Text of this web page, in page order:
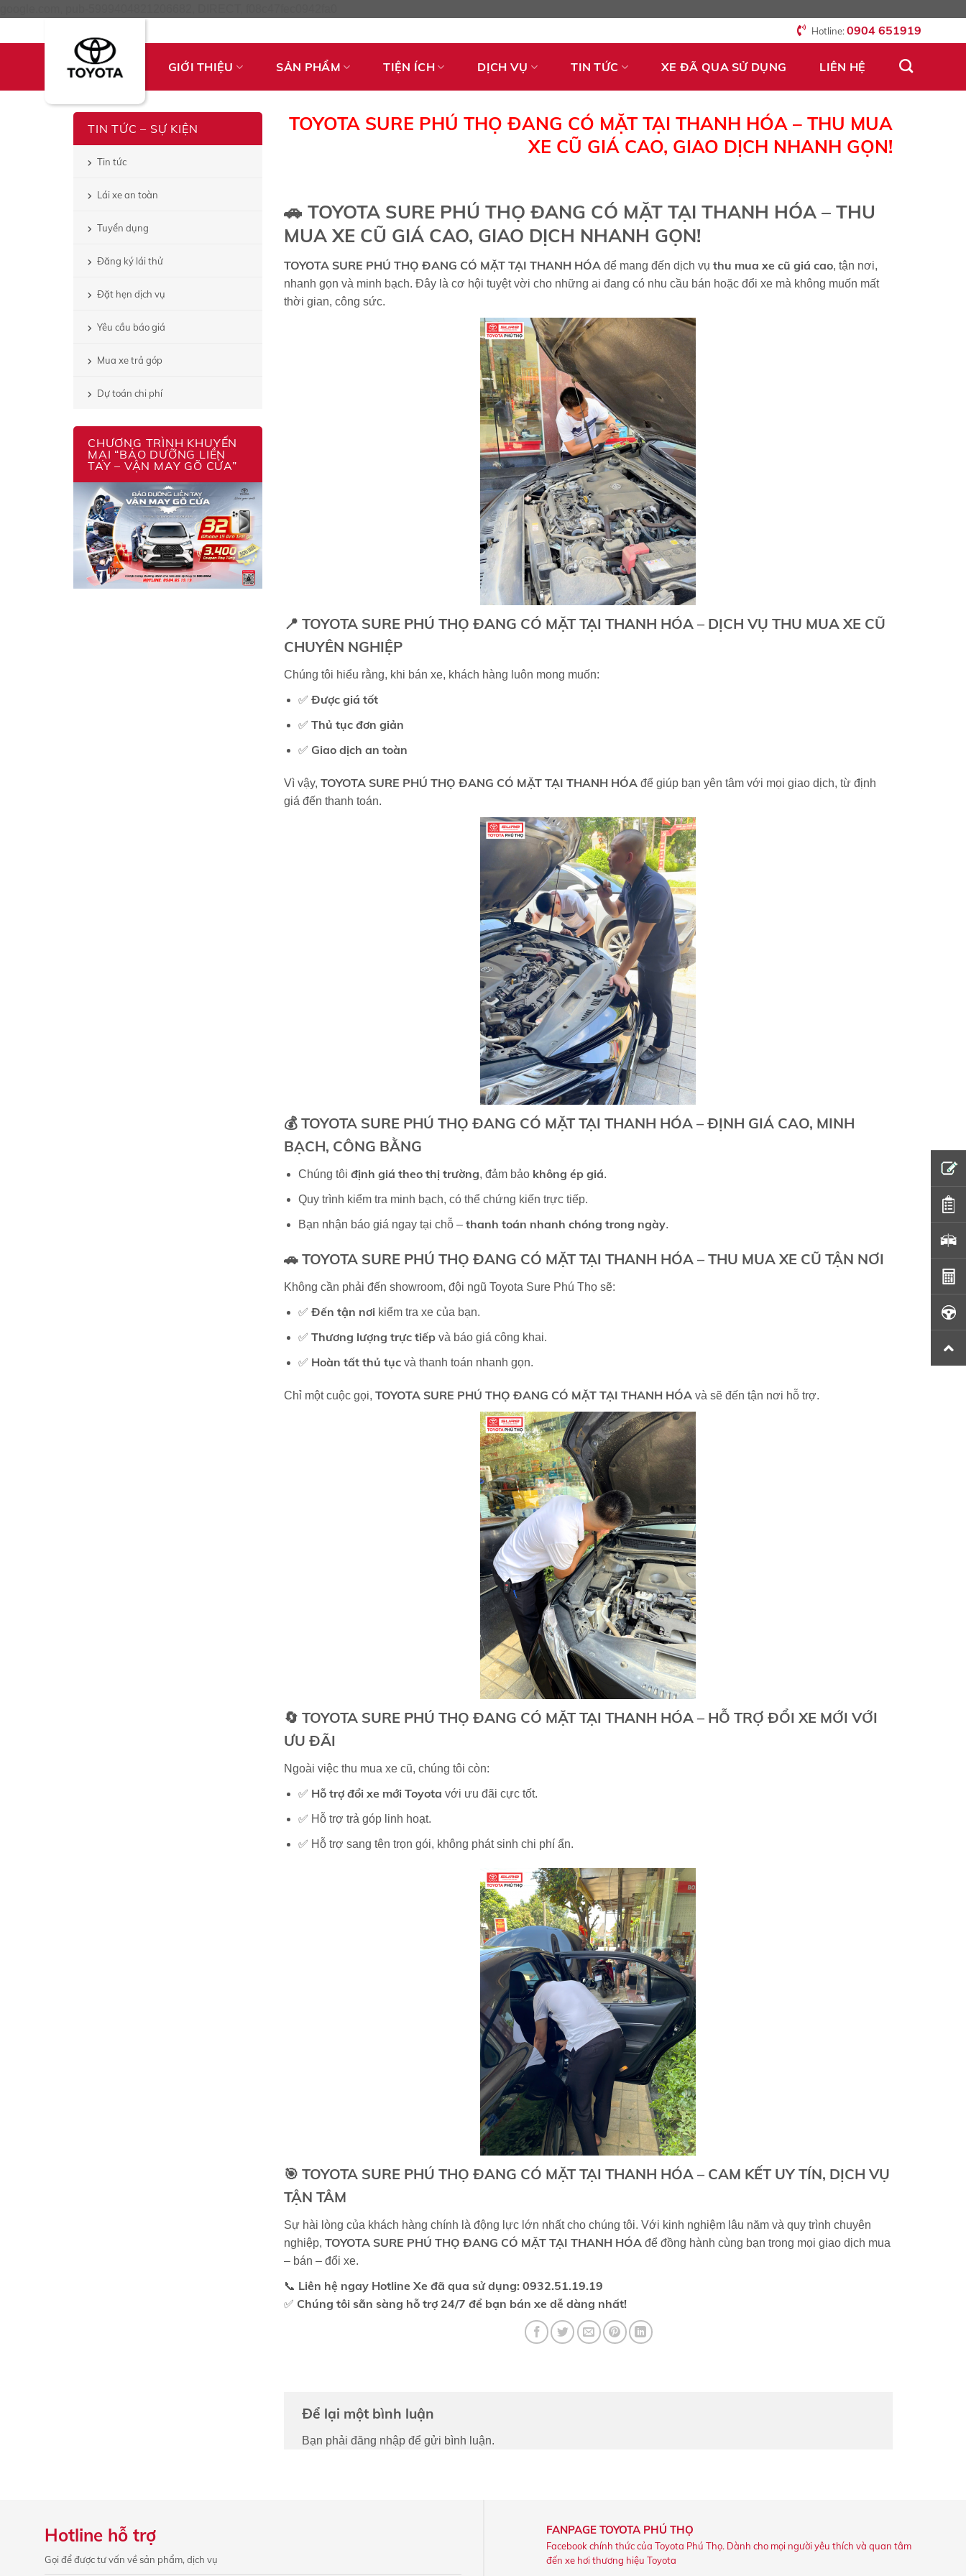
content
Hotline:0904 651919
GIỚI THIỆU SẢN PHẨM TIỆN ÍCH DỊCH VỤ TIN TỨC XE ĐÃ QUA SỬ DỤNG LIÊN HỆ
TIN TỨC – SỰ KIỆN
Tin tức
Lái xe an toàn
Tuyển dụng
Đăng ký lái thử
Đặt hẹn dịch vụ
Yêu cầu báo giá
Mua xe trả góp
Dự toán chi phí
CHƯƠNG TRÌNH KHUYẾN
MẠI “BẢO DƯỠNG LIỀN
TAY – VẬN MAY GÕ CỬA”
TOYOTA SURE PHÚ THỌ ĐANG CÓ MẶT TẠI THANH HÓA – THU MUA
XE CŨ GIÁ CAO, GIAO DỊCH NHANH GỌN!
🚗 TOYOTA SURE PHÚ THỌ ĐANG CÓ MẶT TẠI THANH HÓA – THU
MUA XE CŨ GIÁ CAO, GIAO DỊCH NHANH GỌN!
TOYOTA SURE PHÚ THỌ ĐANG CÓ MẶT TẠI THANH HÓAđể mang đến dịch vụ thu mua xe cũ giá cao, tận nơi,
nhanh gọn và minh bạch. Đây là cơ hội tuyệt vời cho những ai đang có nhu cầu bán hoặc đổi xe mà không muốn mất
thời gian, công sức.
📍 TOYOTA SURE PHÚ THỌ ĐANG CÓ MẶT TẠI THANH HÓA – DỊCH VỤ THU MUA XE CŨ
CHUYÊN NGHIỆP
Chúng tôi hiểu rằng, khi bán xe, khách hàng luôn mong muốn:
✅Được giá tốt
✅Thủ tục đơn giản
✅ Giao dịch an toàn
Vì vậy, TOYOTA SURE PHÚ THỌ ĐANG CÓ MẶT TẠI THANH HÓAđể giúp bạn yên tâm với mọi giao dịch, từ định
giá đến thanh toán.
💰 TOYOTA SURE PHÚ THỌ ĐANG CÓ MẶT TẠI THANH HÓA – ĐỊNH GIÁ CAO, MINH
BẠCH, CÔNG BẰNG
Chúng tôiđịnh giá theo thị trường, đảm bảo không ép giá.
Quy trình kiểm tra minh bạch, có thể chứng kiến trực tiếp.
Bạn nhận báo giá ngay tại chỗ –thanh toán nhanh chóng trong ngày.
🚗 TOYOTA SURE PHÚ THỌ ĐANG CÓ MẶT TẠI THANH HÓA – THU MUA XE CŨ TẬN NƠI
Không cần phải đến showroom, đội ngũ Toyota Sure Phú Thọ sẽ:
✅Đến tận nơi kiểm tra xe của bạn.
✅Thương lượng trực tiếp và báo giá công khai.
✅ Hoàn tất thủ tục và thanh toán nhanh gọn.
Chỉ một cuộc gọi, TOYOTA SURE PHÚ THỌ ĐANG CÓ MẶT TẠI THANH HÓAvà sẽ đến tận nơi hỗ trợ.
🔄 TOYOTA SURE PHÚ THỌ ĐANG CÓ MẶT TẠI THANH HÓA – HỖ TRỢ ĐỔI XE MỚI VỚI
ƯU ĐÃI
Ngoài việc thu mua xe cũ, chúng tôi còn:
✅ Hỗ trợ đổi xe mới Toyota với ưu đãi cực tốt.
✅ Hỗ trợ trả góp linh hoạt.
✅ Hỗ trợ sang tên trọn gói, không phát sinh chi phí ẩn.
🎯 TOYOTA SURE PHÚ THỌ ĐANG CÓ MẶT TẠI THANH HÓA – CAM KẾT UY TÍN, DỊCH VỤ
TẬN TÂM
Sự hài lòng của khách hàng chính là động lực lớn nhất cho chúng tôi. Với kinh nghiệm lâu năm và quy trình chuyên
nghiệp, TOYOTA SURE PHÚ THỌ ĐANG CÓ MẶT TẠI THANH HÓAđể đồng hành cùng bạn trong mọi giao dịch mua
– bán – đổi xe.
📞 Liên hệ ngay Hotline Xe đã qua sử dụng: 0932.51.19.19
✅ Chúng tôi sẵn sàng hỗ trợ 24/7 để bạn bán xe dễ dàng nhất!
Để lại một bình luận
Bạn phải đăng nhậpđể gửi bình luận.
Hotline hỗ trợ
Gọi để được tư vấn về sản phẩm, dịch vụ
FANPAGE TOYOTA PHÚ THỌ
Facebook chính thức của Toyota Phú Thọ. Dành cho mọi người yêu thích và quan tâm
đến xe hơi thương hiệu Toyota